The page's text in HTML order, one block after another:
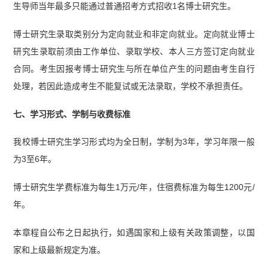
生导师当年最多只能通过普通招考方式招收1名博士研究生。
博士研究生录取类别分为定向就业和非定向就业。定向就业博士
研究生录取前须由工作单位、录取学校、本人三方签订定向就业
合同。考生因报考博士研究生与所在单位产生的问题由考生自行
处理，若因此造成考生不能复试或无法录取，学校不承担责任。
七、学习形式、学制与收费标准
我校博士研究生学习形式均为全日制，学制为3年，学习年限一般
为3至6年。
博士研究生学费标准为每生1万元/年，住宿费标准为每生1200元/
年。
本章程自公布之日起执行，如遇国家和上级有关政策调整，以国
家和上级最新规定为准。